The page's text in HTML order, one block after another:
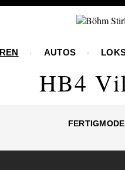
AUTOS
HB4